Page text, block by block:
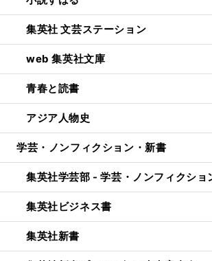
集英社 文芸ステーション
web 集英社文庫
青春と読書
アジア人物史
学芸・ノンフィクション・新書
集英社学芸部 - 学芸・ノンフィクショ
集英社ビジネス書
集英社新書